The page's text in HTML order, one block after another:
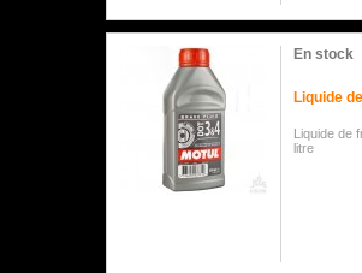
En stock
Liquide
Liquide de
litre